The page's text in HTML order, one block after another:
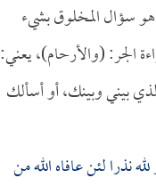
سؤال المخلوق بشيء
قراءة الجر: (والأرحام)، يعني:
بيني وبينك، أو أسألك
لئن عافاه الله من